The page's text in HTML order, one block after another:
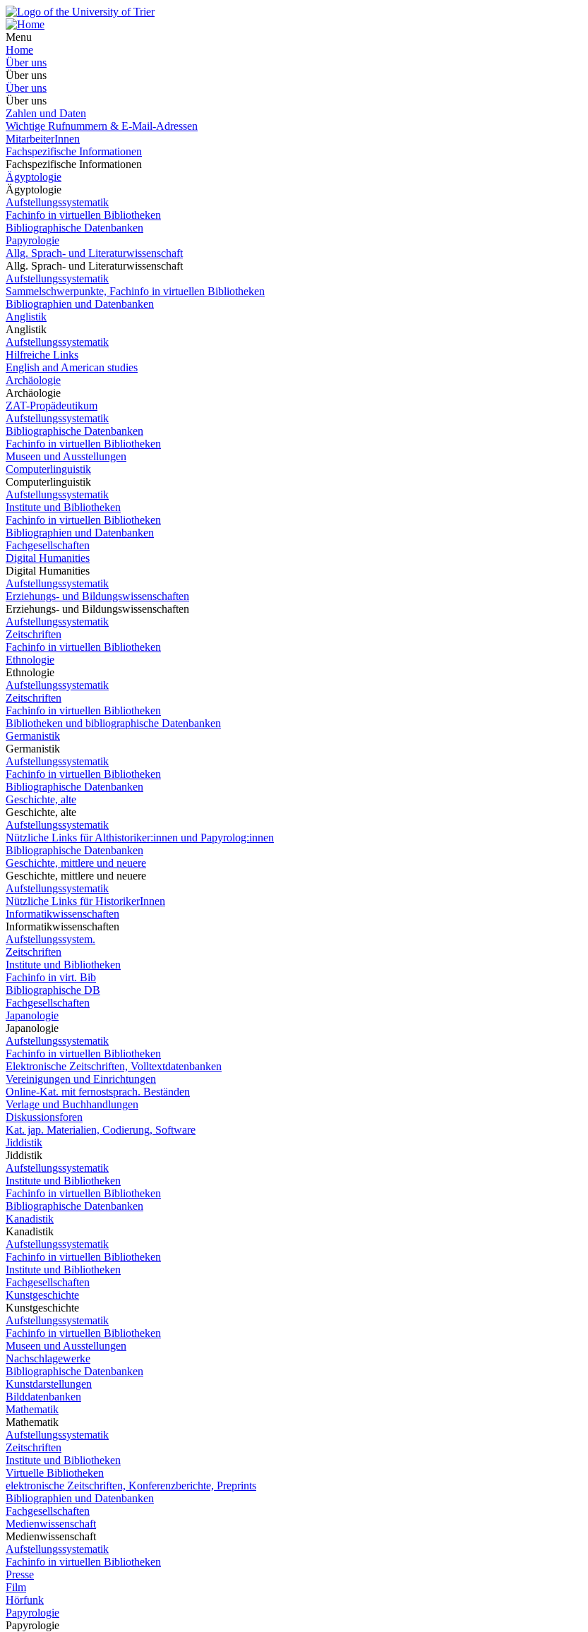
Menu
Home
Über uns
Über uns
Über uns
Über uns
Zahlen und Daten
Wichtige Rufnummern & E-Mail-Adressen
MitarbeiterInnen
Fachspezifische Informationen
Fachspezifische Informationen
Ägyptologie
Ägyptologie
Aufstellungssystematik
Fachinfo in virtuellen Bibliotheken
Bibliographische Datenbanken
Papyrologie
Allg. Sprach- und Literaturwissenschaft
Allg. Sprach- und Literaturwissenschaft
Aufstellungssystematik
Sammelschwerpunkte, Fachinfo in virtuellen Bibliotheken
Bibliographien und Datenbanken
Anglistik
Anglistik
Aufstellungssystematik
Hilfreiche Links
English and American studies
Archäologie
Archäologie
ZAT-Propädeutikum
Aufstellungssystematik
Bibliographische Datenbanken
Fachinfo in virtuellen Bibliotheken
Museen und Ausstellungen
Computerlinguistik
Computerlinguistik
Aufstellungssystematik
Institute und Bibliotheken
Fachinfo in virtuellen Bibliotheken
Bibliographien und Datenbanken
Fachgesellschaften
Digital Humanities
Digital Humanities
Aufstellungssystematik
Erziehungs- und Bildungswissenschaften
Erziehungs- und Bildungswissenschaften
Aufstellungssystematik
Zeitschriften
Fachinfo in virtuellen Bibliotheken
Ethnologie
Ethnologie
Aufstellungssystematik
Zeitschriften
Fachinfo in virtuellen Bibliotheken
Bibliotheken und bibliographische Datenbanken
Germanistik
Germanistik
Aufstellungssystematik
Fachinfo in virtuellen Bibliotheken
Bibliographische Datenbanken
Geschichte, alte
Geschichte, alte
Aufstellungssystematik
Nützliche Links für Althistoriker:innen und Papyrolog:innen
Bibliographische Datenbanken
Geschichte, mittlere und neuere
Geschichte, mittlere und neuere
Aufstellungssystematik
Nützliche Links für HistorikerInnen
Informatikwissenschaften
Informatikwissenschaften
Aufstellungssystem.
Zeitschriften
Institute und Bibliotheken
Fachinfo in virt. Bib
Bibliographische DB
Fachgesellschaften
Japanologie
Japanologie
Aufstellungssystematik
Fachinfo in virtuellen Bibliotheken
Elektronische Zeitschriften, Volltextdatenbanken
Vereinigungen und Einrichtungen
Online-Kat. mit fernostsprach. Beständen
Verlage und Buchhandlungen
Diskussionsforen
Kat. jap. Materialien, Codierung, Software
Jiddistik
Jiddistik
Aufstellungssystematik
Institute und Bibliotheken
Fachinfo in virtuellen Bibliotheken
Bibliographische Datenbanken
Kanadistik
Kanadistik
Aufstellungssystematik
Fachinfo in virtuellen Bibliotheken
Institute und Bibliotheken
Fachgesellschaften
Kunstgeschichte
Kunstgeschichte
Aufstellungssystematik
Fachinfo in virtuellen Bibliotheken
Museen und Ausstellungen
Nachschlagewerke
Bibliographische Datenbanken
Kunstdarstellungen
Bilddatenbanken
Mathematik
Mathematik
Aufstellungssystematik
Zeitschriften
Institute und Bibliotheken
Virtuelle Bibliotheken
elektronische Zeitschriften, Konferenzberichte, Preprints
Bibliographien und Datenbanken
Fachgesellschaften
Medienwissenschaft
Medienwissenschaft
Aufstellungssystematik
Fachinfo in virtuellen Bibliotheken
Presse
Film
Hörfunk
Papyrologie
Papyrologie